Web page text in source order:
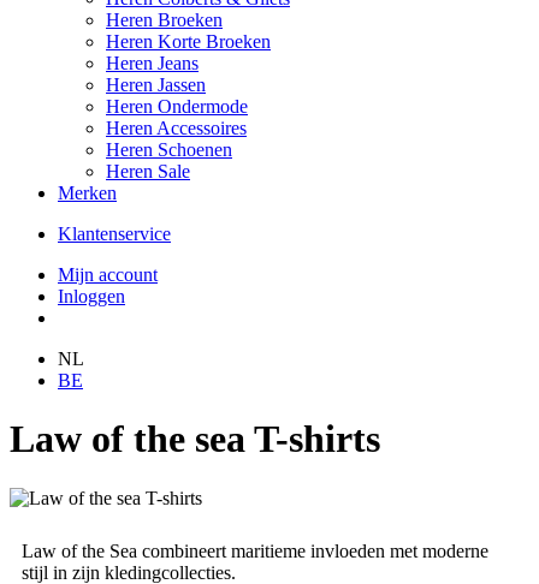
Heren Broeken
Heren Korte Broeken
Heren Jeans
Heren Jassen
Heren Ondermode
Heren Accessoires
Heren Schoenen
Heren Sale
Merken
Klantenservice
Mijn account
Inloggen
NL
BE
Law of the sea T-shirts
Law of the Sea combineert maritieme invloeden met moderne
stijl in zijn kledingcollecties.